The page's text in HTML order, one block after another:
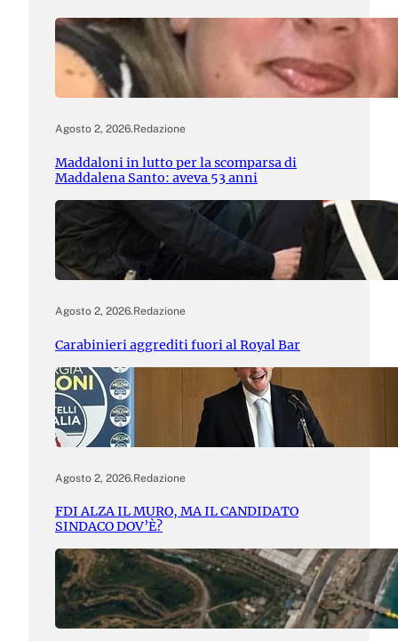
Agosto 2, 2026.Redazione
Maddaloni in lutto per la scomparsa di
Maddalena Santo: aveva 53 anni
Agosto 2, 2026.Redazione
Carabinieri aggrediti fuori al Royal Bar
Agosto 2, 2026.Redazione
FDI ALZA IL MURO, MA IL CANDIDATO
SINDACO DOV’È?